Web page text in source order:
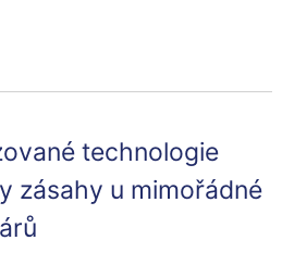
technologie
zásahy u mimořádné